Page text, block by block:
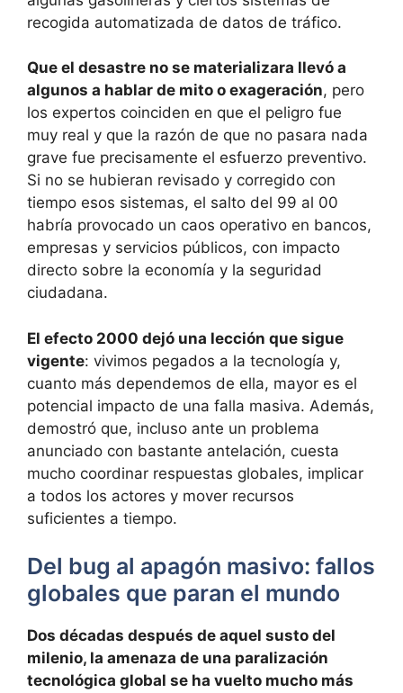
recogida automatizada de datos de tráfico.
Que el desastre no se materializara llevó a
algunos a hablar de mito o exageración, pero
los expertos coinciden en que el peligro fue
muy real y que la razón de que no pasara nada
grave fue precisamente el esfuerzo preventivo.
Si no se hubieran revisado y corregido con
tiempo esos sistemas, el salto del 99 al 00
habría provocado un caos operativo en bancos,
empresas y servicios públicos, con impacto
directo sobre la economía y la seguridad
ciudadana.
El efecto 2000 dejó una lección que sigue
vigente: vivimos pegados a la tecnología y,
cuanto más dependemos de ella, mayor es el
potencial impacto de una falla masiva. Además,
demostró que, incluso ante un problema
anunciado con bastante antelación, cuesta
mucho coordinar respuestas globales, implicar
a todos los actores y mover recursos
suficientes a tiempo.
Del bug al apagón masivo: fallos
globales que paran el mundo
Dos décadas después de aquel susto del
milenio, la amenaza de una paralización
tecnológica global se ha vuelto mucho más